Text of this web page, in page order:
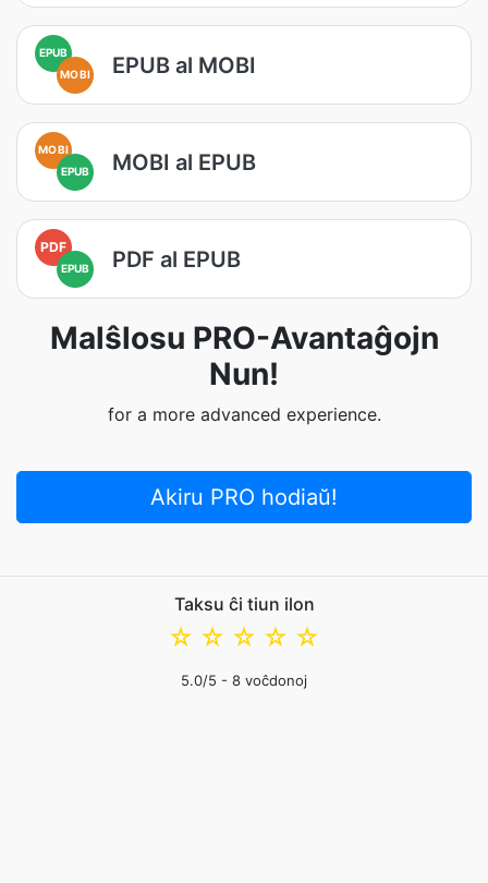
EPUB
MOBI
EPUB al MOBI
MOBI
EPUB
MOBI al EPUB
PDF
EPUB PDF al EPUB
Malŝlosu PRO-Avantaĝojn
Nun!
for a more advanced experience.
Akiru PRO hodiaŭ!
Taksu ĉi tiun ilon
☆
☆
☆
☆
☆
5.0/5 - 8 voĉdonoj